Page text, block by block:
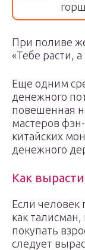
При поливе
«Тебе расти,
Еще одним
денежного
повешенная
мастеров
китайских
денежного
Как
Если человек
как
покупать
следует